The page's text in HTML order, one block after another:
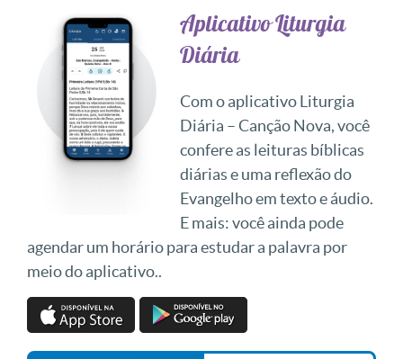
Aplicativo Liturgia
Diária
Com o aplicativo Liturgia
Diária – Canção Nova, você
confere as leituras bíblicas
diárias e uma reflexão do
Evangelho em texto e áudio.
E mais: você ainda pode
agendar um horário para estudar a palavra por
meio do aplicativo..